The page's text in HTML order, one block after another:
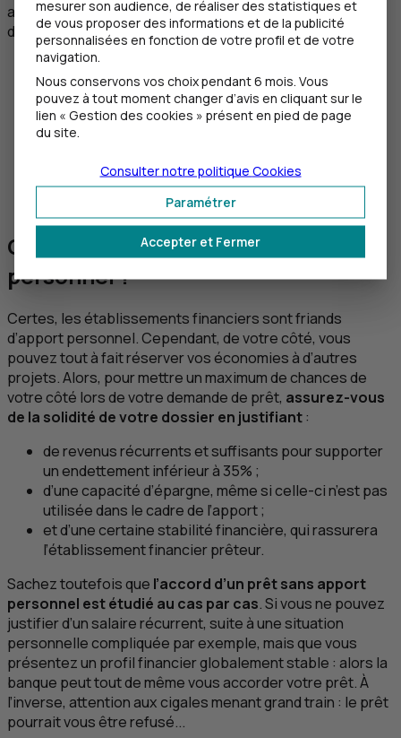
années. Peut-être le saviez-vous déjà mais, il existe
d’autres sources d’apport telles que :
le don et/ou l’héritage familial ;
l’épargne salariale ;
la revente d’un bien ;
les placements financiers (Assurance-vie, Plan
mais également les économies personnelles en
espèces (les paiements reçus par un notaire ne
pouvant dépasser 3 000 €).
Comment emprunter sans apport
personnel ?
Certes, les établissements financiers sont friands
d’apport personnel. Cependant, de votre côté, vous
pouvez tout à fait réserver vos économies à d’autres
projets. Alors, pour mettre un maximum de chances de
votre côté lors de votre demande de prêt, assurez-vous
de la solidité de votre dossier en justifiant:
de revenus récurrents et suffisants pour supporter
un endettement inférieur à 35% ;
d’une capacité d’épargne, même si celle-ci n’est pas
utilisée dans le cadre de l’apport ;
et d’une certaine stabilité financière, qui rassurera
l’établissement financier prêteur.
Sachez toutefois que l’accord d’un prêt sans apport
personnel est étudié au cas par cas. Si vous ne pouvez
justifier d’un salaire récurrent, suite à une situation
personnelle compliquée par exemple, mais que vous
présentez un profil financier globalement stable : alors la
banque peut tout de même vous accorder votre prêt. À
l’inverse, attention aux cigales menant grand train : le prêt
pourrait vous être refusé...
mesurer son audience, de réaliser des statistiques et
de vous proposer des informations et de la publicité
personnalisées en fonction de votre profil et de votre
navigation.
Nous conservons vos choix pendant 6 mois. Vous
pouvez à tout moment changer d’avis en cliquant sur le
lien « Gestion des cookies » présent en pied de page
du site.
Accepter et Fermer
Paramétrer
Consulter notre politique Cookies